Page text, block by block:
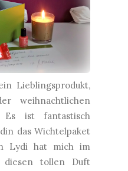
Lieblingsprodukt,
weihnachtlichen
ist fantastisch
das Wichtelpaket
Lydi hat mich im
diesen tollen Duft